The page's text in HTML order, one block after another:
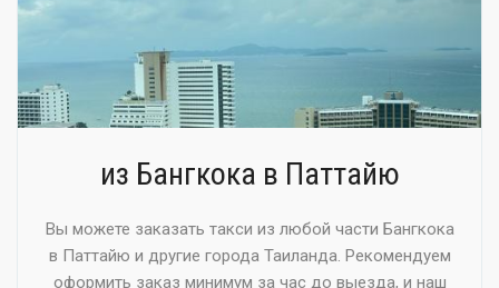
из Бангкока в Паттайю
Вы можете заказать такси из любой части Бангкока
в Паттайю и другие города Таиланда. Рекомендуем
оформить заказ минимум за час до выезда, и наш